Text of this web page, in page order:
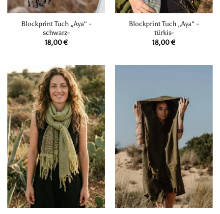
Blockprint Tuch „Aya“ -
schwarz-
18,00€
Blockprint Tuch „Aya“ -
türkis-
18,00€